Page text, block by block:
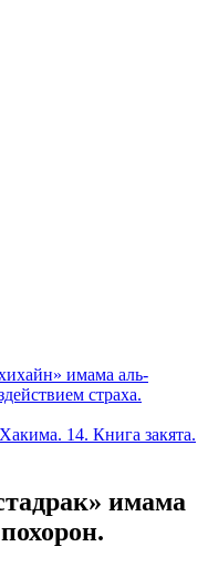
имама аль-
страха.
14. Книга закята.
имама